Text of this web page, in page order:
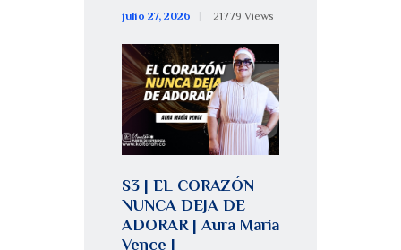
julio 27, 2026 21779 Views
S3 | EL CORAZÓN
NUNCA DEJA DE
ADORAR | Aura María
Vence |